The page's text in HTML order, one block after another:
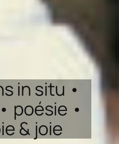
in situ •
poésie •
& joie